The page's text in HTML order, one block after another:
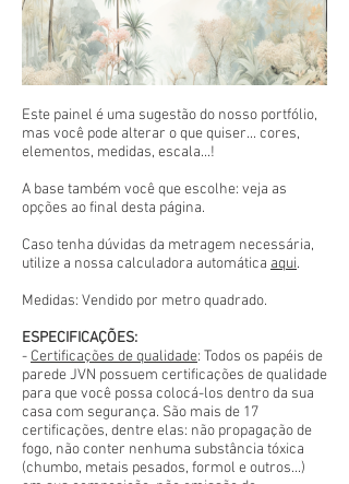
Este painel é uma sugestão do nosso portfólio,
mas você pode alterar o que quiser... cores,
elementos, medidas, escala...!
A base também você que escolhe: veja as
opções ao final desta página.
Caso tenha dúvidas da metragem necessária,
utilize a nossa calculadora automática aqui.
Medidas: Vendido por metro quadrado.
ESPECIFICAÇÕES:
- Certificações de qualidade: Todos os papéis de
parede JVN possuem certificações de qualidade
para que você possa colocá-los dentro da sua
casa com segurança. São mais de 17
certificações, dentre elas: não propagação de
fogo, não conter nenhuma substância tóxica
(chumbo, metais pesados, formol e outros...)